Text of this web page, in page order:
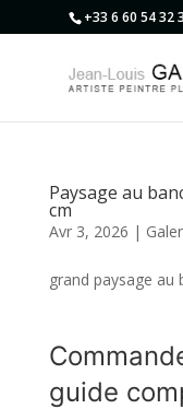
+33 6 60 54 32
Paysage au
cm
Avr 3, 2026 |
grand paysage au
guide